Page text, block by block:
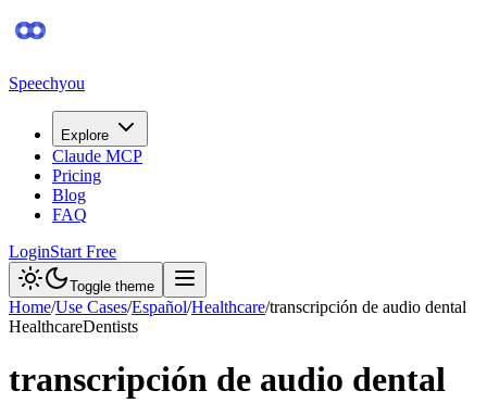
Speechyou
Explore
Claude MCP
Pricing
Blog
FAQ
LoginStart Free
Toggle theme
Home/Use Cases/Español/Healthcare/transcripción de audio dental
HealthcareDentists
transcripción de audio dental